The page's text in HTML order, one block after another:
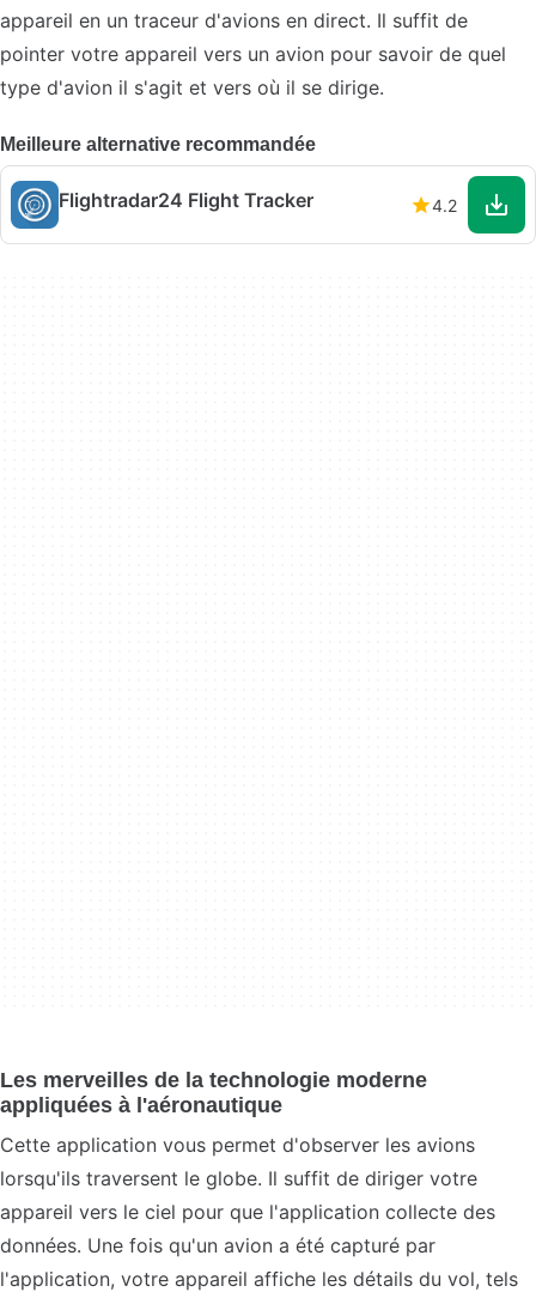
appareil en un traceur d'avions en direct. Il suffit de
pointer votre appareil vers un avion pour savoir de quel
type d'avion il s'agit et vers où il se dirige.
Meilleure alternative recommandée
Flightradar24 Flight Tracker 4.2
Les merveilles de la technologie moderne
appliquées à l'aéronautique
Cette application vous permet d'observer les avions
lorsqu'ils traversent le globe. Il suffit de diriger votre
appareil vers le ciel pour que l'application collecte des
données. Une fois qu'un avion a été capturé par
l'application, votre appareil affiche les détails du vol, tels